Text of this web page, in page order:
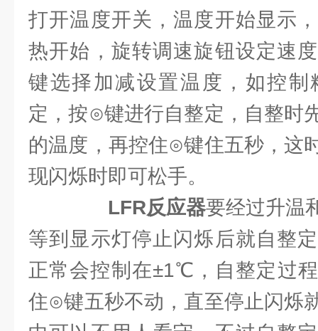
打开温度开关，温度开始显示
热开始，旋转调速旋钮设定速
键选择加减设置温度，如控制
定，按⊙键进行自整定，自整时
的温度，再控住⊙键住五秒，这
现闪烁时即可松手。
LFR反应器要经过升温
等到显示灯停止闪烁后就自整
正常会控制在±1℃，自整定过
住⊙键五秒不动，直至停止闪烁